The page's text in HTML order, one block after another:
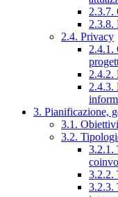
2.3.7.
2.3.8.
2.4. Privacy
2.4.1.
2.4.2.
2.4.3.
3. Pianificazione,
3.1.
3.2.
3.2.1.
3.2.2.
3.2.3.